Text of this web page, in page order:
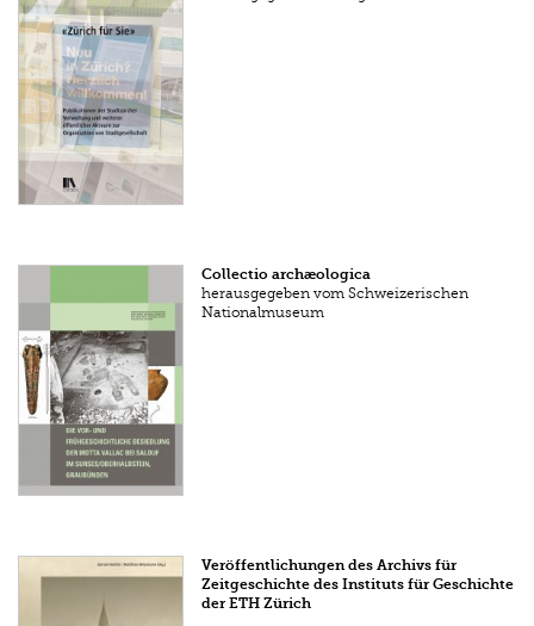
Collectio archæologica
herausgegeben vom Schweizerischen
Nationalmuseum
Veröffentlichungen des Archivs für
Zeitgeschichte des Instituts für Geschichte
der ETH Zürich